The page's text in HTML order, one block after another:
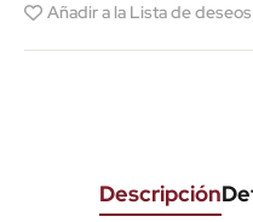
Añadir a la Lista de deseos
Descripción